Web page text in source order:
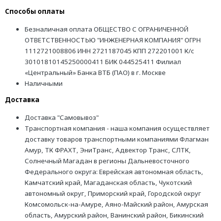
Способы оплаты
Безналичная оплата ОБЩЕСТВО С ОГРАНИЧЕННОЙ
ОТВЕТСТВЕННОСТЬЮ "ИНЖЕНЕРНАЯ КОМПАНИЯ" ОГРН
1112721008806 ИНН 2721187045 КПП 272201001 К/с
30101810145250000411 БИК 044525411 Филиал
«Центральный» Банка ВТБ (ПАО) в г. Москве
Наличными
Доставка
Доставка "Самовывоз"
Транспортная компания - наша компания осуществляет
доставку товаров транспортными компаниями Флагман
Амур, ТК ФРАХТ, ЭниТранс, Адвектор Транс, СЛТК,
Солнечный Магадан в регионы Дальневосточного
Федерального округа: Еврейская автономная область,
Камчатский край, Магаданская область, Чукотский
автономный округ, Приморский край, Городской округ
Комсомольск-на-Амуре, Аяно-Майский район, Амурская
область, Амурский район, Ванинский район, Бикинский